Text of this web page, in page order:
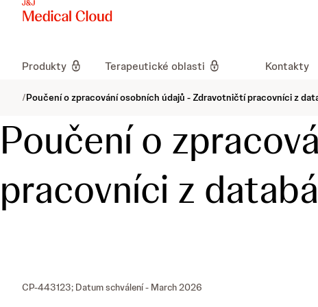
Produkty Terapeutické oblasti Kontakty
/Poučení o zpracování osobních údajů - Zdravotničtí pracovníci z
Poučení o
pracovníci z
CP-443123; Datum schválení - March 2026